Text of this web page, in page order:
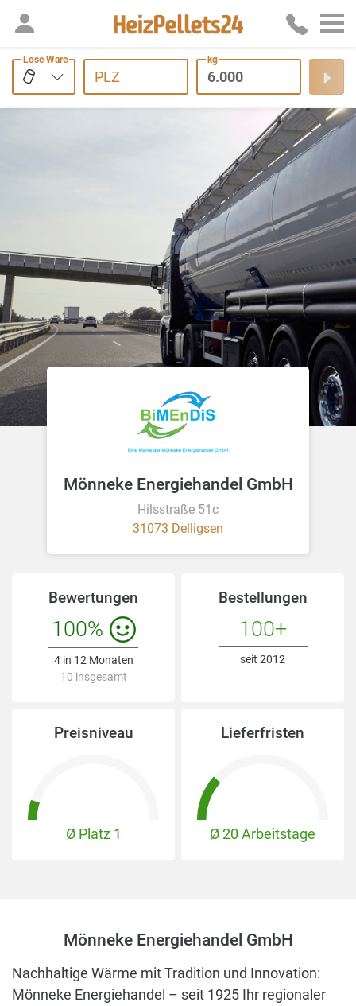
Lose Ware
PLZ
kg
Mönneke Energiehandel GmbH
Hilsstraße 51c
31073 Delligsen
Bewertungen
100%
4 in 12 Monaten
10 insgesamt
Bestellungen
100+
seit 2012
Preisniveau
Ø Platz 1
Lieferfristen
Ø 20 Arbeitstage
Mönneke Energiehandel GmbH
Nachhaltige Wärme mit Tradition und Innovation:
Mönneke Energiehandel – seit 1925 Ihr regionaler